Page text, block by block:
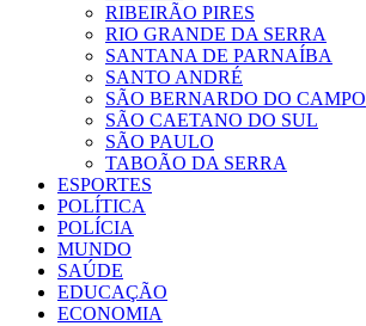
RIBEIRÃO PIRES
RIO GRANDE DA SERRA
SANTANA DE PARNAÍBA
SANTO ANDRÉ
SÃO BERNARDO DO CAMPO
SÃO CAETANO DO SUL
SÃO PAULO
TABOÃO DA SERRA
ESPORTES
POLÍTICA
POLÍCIA
MUNDO
SAÚDE
EDUCAÇÃO
ECONOMIA